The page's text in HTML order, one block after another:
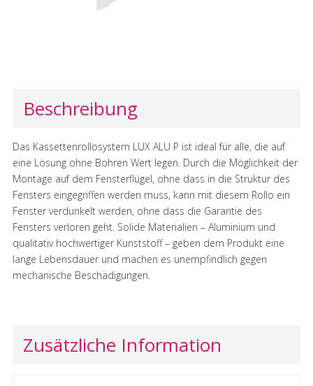
Beschreibung
Das Kassettenrollosystem LUX ALU P ist ideal für alle, die auf
eine Lösung ohne Bohren Wert legen. Durch die Möglichkeit der
Montage auf dem Fensterflügel, ohne dass in die Struktur des
Fensters eingegriffen werden muss, kann mit diesem Rollo ein
Fenster verdunkelt werden, ohne dass die Garantie des
Fensters verloren geht. Solide Materialien – Aluminium und
qualitativ hochwertiger Kunststoff – geben dem Produkt eine
lange Lebensdauer und machen es unempfindlich gegen
mechanische Beschädigungen.
Zusätzliche Information